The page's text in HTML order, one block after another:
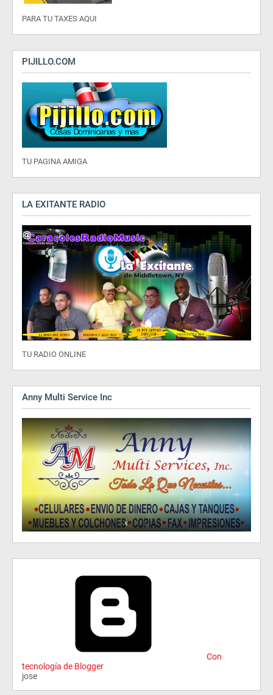
PARA TU TAXES AQUI
PIJILLO.COM
TU PAGINA AMIGA
LA EXITANTE RADIO
TU RADIO ONLINE
Anny Multi Service Inc
Con
tecnología de Blogger
jose